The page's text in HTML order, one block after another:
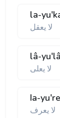
la-
لا يعقل
lâ-yu'lâ
لا يعلی
Ia-
لا يعرف